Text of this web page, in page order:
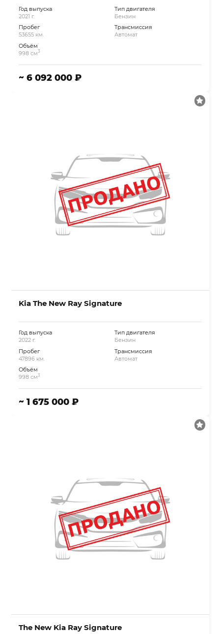
Год выпуска
2021 г.
Пробег
53655 км.
Объём
998 см3
Тип двигателя
Бензин
Трансмиссия
Автомат
~ 6 092 000 ₽
Kia The New Ray Signature
Год выпуска
2022 г.
Пробег
47896 км.
Объём
998 см3
Тип двигателя
Бензин
Трансмиссия
Автомат
~ 1 675 000 ₽
The New Kia Ray Signature